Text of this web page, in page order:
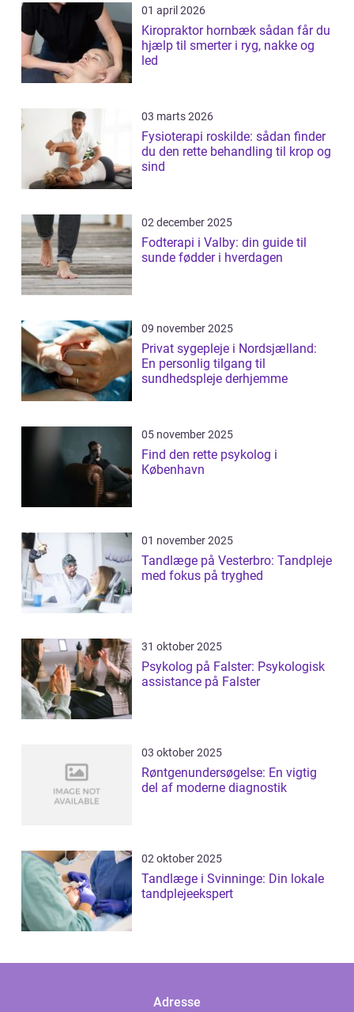
01 april 2026
Kiropraktor hornbæk sådan får du
hjælp til smerter i ryg, nakke og
led
03 marts 2026
Fysioterapi roskilde: sådan finder
du den rette behandling til krop og
sind
02 december 2025
Fodterapi i Valby: din guide til
sunde fødder i hverdagen
09 november 2025
Privat sygepleje i Nordsjælland:
En personlig tilgang til
sundhedspleje derhjemme
05 november 2025
Find den rette psykolog i
København
01 november 2025
Tandlæge på Vesterbro: Tandpleje
med fokus på tryghed
31 oktober 2025
Psykolog på Falster: Psykologisk
assistance på Falster
03 oktober 2025
Røntgenundersøgelse: En vigtig
del af moderne diagnostik
02 oktober 2025
Tandlæge i Svinninge: Din lokale
tandplejeekspert
Adresse